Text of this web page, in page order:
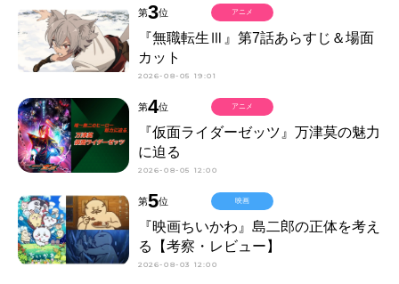
第3位
『無職転生Ⅲ』第7話あらすじ＆場面
カット
2026-08-05 19:01
アニメ
第4位
『仮面ライダーゼッツ』万津莫の魅力
に迫る
2026-08-05 12:00
アニメ
第5位
『映画ちいかわ』島二郎の正体を考え
る【考察・レビュー】
2026-08-03 12:00
映画